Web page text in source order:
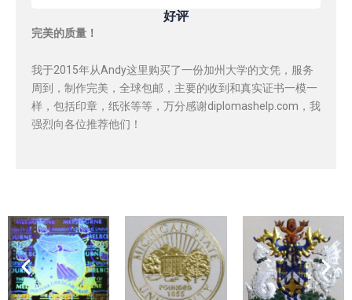
好评
完美的质量！
我于2015年从Andy这里购买了一份加州大学的文凭，服务
周到，制作完美，全球包邮，主要的收到和真实证书一模一
样，包括印章，纸张等等，万分感谢diplomashelp.com，我
强烈向各位推荐他们！